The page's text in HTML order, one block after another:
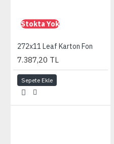
Stokta Yok
272x11 Leaf Karton Fon
7.387,20 TL
Sepete Ekle